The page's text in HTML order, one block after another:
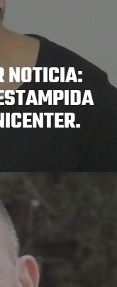
NOTICIA: